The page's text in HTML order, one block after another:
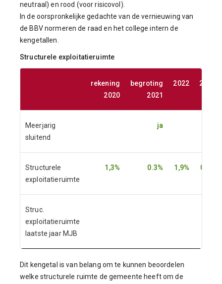
neutraal) en rood (voor risicovol).
In de oorspronkelijke gedachte van de vernieuwing van
de BBV normeren de raad en het college intern de
kengetallen.
Structurele exploitatieruimte
rekening
2020
begroting
2021
2022 2023
Meerjarig
sluitend
ja
Structurele
exploitatieruimte
1,3% 0.3% 1,9% 0,2%
Struc.
exploitatieruimte
laatste jaar MJB
Dit kengetal is van belang om te kunnen beoordelen
welke structurele ruimte de gemeente heeft om de